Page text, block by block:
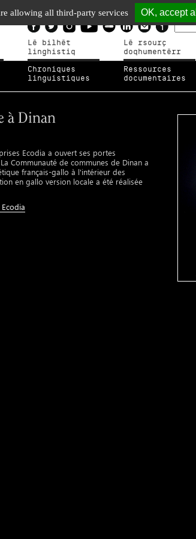
Lé bilhèt
linghistiq
Lé rsourç
doqhumentérr
Chroniques
linguistiques
Ressources
documentaires
à Dinan
Ecodia a ouvert ses portes
Communauté de communes de Dinan a
français-gallo à l'intérieur des
en gallo version locale a été réalisée
allowing all third-party services OK, accept all